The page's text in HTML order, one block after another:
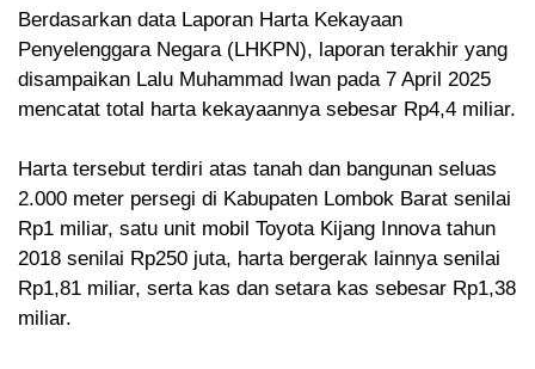
‎Berdasarkan data Laporan Harta Kekayaan
Penyelenggara Negara (LHKPN), laporan terakhir yang
disampaikan Lalu Muhammad Iwan pada 7 April 2025
mencatat total harta kekayaannya sebesar Rp4,4 miliar.
‎Harta tersebut terdiri atas tanah dan bangunan seluas
2.000 meter persegi di Kabupaten Lombok Barat senilai
Rp1 miliar, satu unit mobil Toyota Kijang Innova tahun
2018 senilai Rp250 juta, harta bergerak lainnya senilai
Rp1,81 miliar, serta kas dan setara kas sebesar Rp1,38
miliar.